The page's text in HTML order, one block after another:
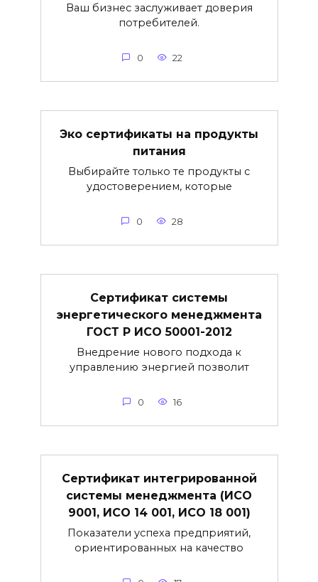
Ваш бизнес заслуживает доверия
потребителей.
0 22
Эко сертификаты на продукты
питания
Выбирайте только те продукты с
удостоверением, которые
0 28
Сертификат системы
энергетического менеджмента
ГОСТ Р ИСО 50001-2012
Внедрение нового подхода к
управлению энергией позволит
0 16
Сертификат интегрированной
системы менеджмента (ИСО
9001, ИСО 14 001, ИСО 18 001)
Показатели успеха предприятий,
ориентированных на качество